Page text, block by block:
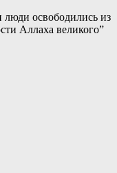
люди освободились из
Аллаха великого”